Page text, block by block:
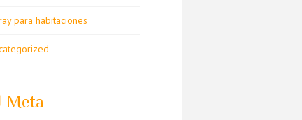
para habitaciones
Meta